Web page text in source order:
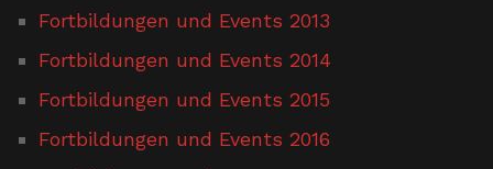
Fortbildungen und Events 2013
Fortbildungen und Events 2014
Fortbildungen und Events 2015
Fortbildungen und Events 2016